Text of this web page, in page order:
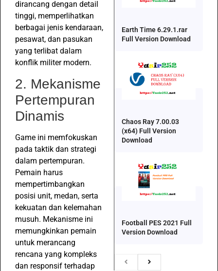
dirancang dengan detail
tinggi, memperlihatkan
berbagai jenis kendaraan,
pesawat, dan pasukan
yang terlibat dalam
konflik militer modern.
2. Mekanisme
Pertempuran
Dinamis
Game ini memfokuskan
pada taktik dan strategi
dalam pertempuran.
Pemain harus
mempertimbangkan
posisi unit, medan, serta
kekuatan dan kelemahan
musuh. Mekanisme ini
memungkinkan pemain
untuk merancang
rencana yang kompleks
dan responsif terhadap
Earth Time 6.29.1.rar
Full Version Download
Chaos Ray 7.00.03
(x64) Full Version
Download
Football PES 2021 Full
Version Download